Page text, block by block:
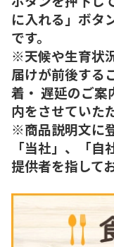
に入れる」ボタ
です。
※天候や生育状
届けが前後する
着・ 遅延のご案
内をさせていた
※商品説明文に
「当社」、「
提供者を指して